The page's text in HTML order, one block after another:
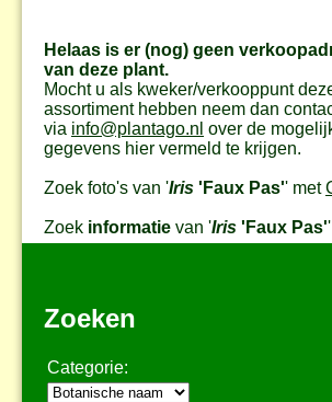
Helaas is er (nog) geen
van deze plant.
Mocht u als kweker/verkooppunt
assortiment hebben neem dan
via info@plantago.nl over de
gegevens hier vermeld te krijgen.
Zoek foto's van 'Iris 'Faux Pas'' met
Zoek informatie van 'Iris 'Faux Pas'
Zoeken
Categorie: